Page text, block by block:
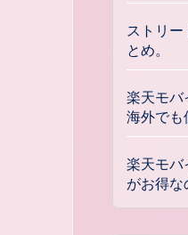
ストリ
とめ。
楽天モバ
海外でも
楽天モ
がお得な